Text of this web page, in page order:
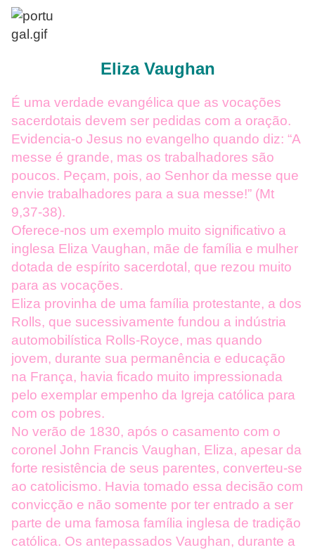
Eliza Vaughan
É uma verdade evangélica que as vocações
sacerdotais devem ser pedidas com a oração.
Evidencia-o Jesus no evangelho quando diz: “A
messe é grande, mas os trabalhadores são
poucos. Peçam, pois, ao Senhor da messe que
envie trabalhadores para a sua messe!” (Mt
9,37-38).
Oferece-nos um exemplo muito significativo a
inglesa Eliza Vaughan, mãe de família e mulher
dotada de espírito sacerdotal, que rezou muito
para as vocações.
Eliza provinha de uma família protestante, a dos
Rolls, que sucessivamente fundou a indústria
automobilística Rolls-Royce, mas quando
jovem, durante sua permanência e educação
na França, havia ficado muito impressionada
pelo exemplar empenho da Igreja católica para
com os pobres.
No verão de 1830, após o casamento com o
coronel John Francis Vaughan, Eliza, apesar da
forte resistência de seus parentes, converteu-se
ao catolicismo. Havia tomado essa decisão com
convicção e não somente por ter entrado a ser
parte de uma famosa família inglesa de tradição
católica. Os antepassados Vaughan, durante a